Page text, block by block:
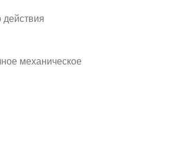
действия
механическое